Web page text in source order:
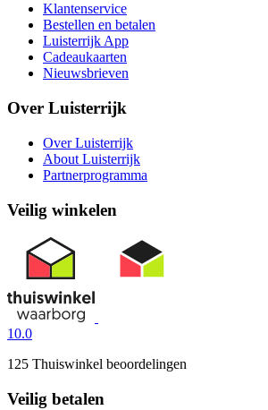
Klantenservice
Bestellen en betalen
Luisterrijk App
Cadeaukaarten
Nieuwsbrieven
Over Luisterrijk
Over Luisterrijk
About Luisterrijk
Partnerprogramma
Veilig winkelen
10.0
125 Thuiswinkel beoordelingen
Veilig betalen